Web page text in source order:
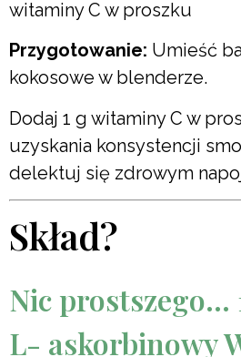
witaminy C w proszku
Przygotowanie: Umieść
kokosowe w blenderze.
Dodaj 1 g witaminy C w
uzyskania konsystencji
delektuj się zdrowym
Skład?
Nic prostszego…
L- askorbinowy